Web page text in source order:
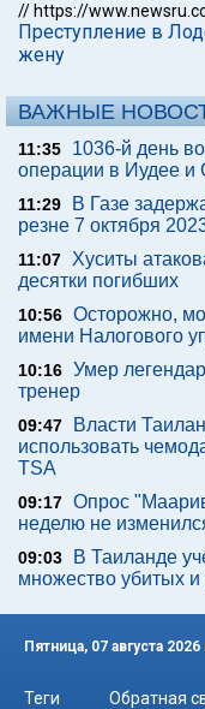
// https://
Преступление в
жену
ВАЖНЫЕ
11:35
1036-й день
операции в Иудее и
11:29
В Газе
резне 7 октября
11:07
Хуситы
десятки погибших
10:56 Осторожно,
имени Налогового
10:16 Умер
тренер
09:47
Власти
использовать
TSA
09:17 Опрос
неделю не
09:03
В Таиланде
множество убитых
Пятница, 07 августа 2026
Теги Обратная